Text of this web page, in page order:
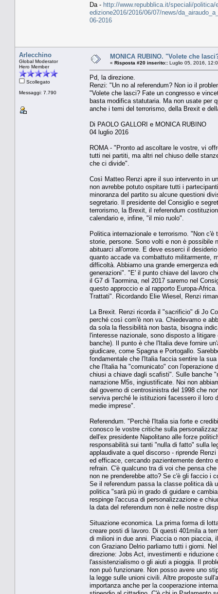
Da - http://www.repubblica.it/speciali/politica/
edizione2016/2016/06/07/news/
06-2016
Arlecchino
Global Moderator
Hero Member
Scollegato
Messaggi: 7.790
MONICA RUBINO. "Volete che
« Risposta #20 inserito:: Luglio 05, 2016,
Pd, la direzione.
Renzi: "Un no al referendum? Non io il
"Volete che lasci? Fate un congresso e
basta modifica statutaria. Ma non usate per
anche i temi del terrorismo, della Brexit e
Di PAOLO GALLORI e MONICA RUBINO
04 luglio 2016
ROMA - "Pronto ad ascoltare le vostre, vi
tutti nei partiti, ma altri nel chiuso delle
che ci divide".
Così Matteo Renzi apre il suo intervento in
non avrebbe potuto ospitare tutti i
minoranza del partito su alcune questioni
segretario. Il presidente del Consiglio e
terrorismo, la Brexit, il referendum
calendario e, infine, "il mio ruolo".
Politica internazionale e terrorismo. "Non
storie, persone. Sono volti e non è possibile
abituarci all'orrore. E deve esserci il
quanto accade va combattuto militarmente,
difficoltà. Abbiamo una grande emergenza
generazioni". "E' il punto chiave del lavoro
il G7 di Taormina, nel 2017 saremo nel
questo approccio e al rapporto Europa-
Trattati". Ricordando Elie Wiesel, Renzi
La Brexit. Renzi ricorda il "sacrificio" di Jo
perché così com'è non va. Chiedevamo e
da sola la flessibilità non basta, bisogna
l'interesse nazionale, sono disposto a
banche). Il punto è che l'Italia deve fornire
giudicare, come Spagna e Portogallo.
fondamentale che l'Italia faccia sentire la
che l'Italia ha "comunicato" con l'operazione
chiusi a chiave dagli scafisti". Sulle banche
narrazione M5s, ingiustificate. Noi non
dal governo di centrosinistra del 1998 che
serviva perché le istituzioni facessero il loro
medie imprese".
Referendum. "Perchè l'Italia sia forte e
conosco le vostre critiche sulla
dell'ex presidente Napolitano alle forze
responsabilità sui tanti "nulla di fatto" sulla
applaudivate a quel discorso - riprende
ed efficace, cercando pazientemente dentro
refrain. C'è qualcuno tra di voi che pensa
non ne prenderebbe atto? Se c'è gli faccio i
Se il referendum passa la classe politica dà
politica "sarà più in grado di guidare e
respinge l'accusa di personalizzazione e
la data del referendum non è nelle nostre
Situazione economica. La prima forma di
creare posti di lavoro. Di questi 401mila a
di milioni in due anni. Piaccia o non piaccia,
con Graziano Delrio parliamo tutti i giorni.
direzione: Jobs Act, investimenti e
l'assistenzialismo o gli aiuti a pioggia. Il
non può funzionare. Non posso avere uno
la legge sulle unioni civili. Altre proposte
importanza anche per la cooperazione